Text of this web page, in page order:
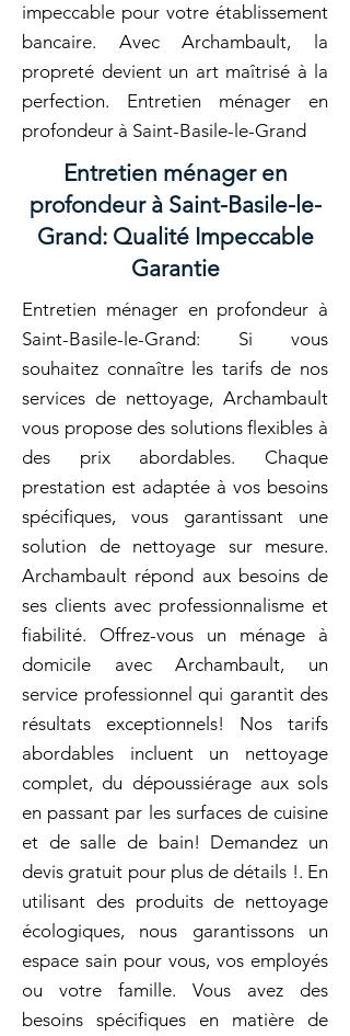
impeccable pour votre établissement
bancaire. Avec Archambault, la
propreté devient un art maîtrisé à la
perfection. Entretien ménager en
profondeur à Saint-Basile-le-Grand
Entretien ménager en
profondeur à Saint-Basile-le-
Grand: Qualité Impeccable
Garantie
Entretien ménager en profondeur à
Saint-Basile-le-Grand: Si vous
souhaitez connaître les tarifs de nos
services de nettoyage, Archambault
vous propose des solutions flexibles à
des prix abordables. Chaque
prestation est adaptée à vos besoins
spécifiques, vous garantissant une
solution de nettoyage sur mesure.
Archambault répond aux besoins de
ses clients avec professionnalisme et
fiabilité. Offrez-vous un ménage à
domicile avec Archambault, un
service professionnel qui garantit des
résultats exceptionnels! Nos tarifs
abordables incluent un nettoyage
complet, du dépoussiérage aux sols
en passant par les surfaces de cuisine
et de salle de bain! Demandez un
devis gratuit pour plus de détails !. En
utilisant des produits de nettoyage
écologiques, nous garantissons un
espace sain pour vous, vos employés
ou votre famille. Vous avez des
besoins spécifiques en matière de